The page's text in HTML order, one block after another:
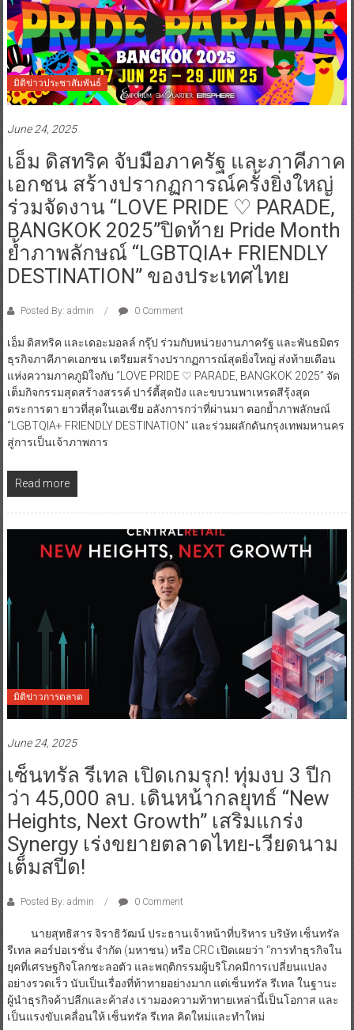
มิติข่าวประชาสัมพันธ์
June 24, 2025
เอ็ม ดิสทริค จับมือภาครัฐ และภาคีภาค
เอกชน สร้างปรากฏการณ์ครั้งยิ่งใหญ่
ร่วมจัดงาน “LOVE PRIDE ♡ PARADE,
BANGKOK 2025”ปิดท้าย Pride Month
ย้ำภาพลักษณ์ “LGBTQIA+ FRIENDLY
DESTINATION” ของประเทศไทย
Posted By: admin 0 Comment
เอ็ม ดิสทริค และเดอะมอลล์ กรุ๊ป ร่วมกับหน่วยงานภาครัฐ และพันธมิตร
ธุรกิจภาคีภาคเอกชน เตรียมสร้างปรากฏการณ์สุดยิ่งใหญ่ ส่งท้ายเดือน
แห่งความภาคภูมิใจกับ “LOVE PRIDE ♡ PARADE, BANGKOK 2025” จัด
เต็มกิจกรรมสุดสร้างสรรค์ ปาร์ตี้สุดปัง และขบวนพาเหรดสีรุ้งสุด
ตระการตา ยาวที่สุดในเอเชีย อลังการกว่าที่ผ่านมา ตอกย้ำภาพลักษณ์
“LGBTQIA+ FRIENDLY DESTINATION” และร่วมผลักดันกรุงเทพมหานคร
สู่การเป็นเจ้าภาพการ
Read more
มิติข่าวการตลาด
June 24, 2025
เซ็นทรัล รีเทล เปิดเกมรุก! ทุ่มงบ 3 ปีก
ว่า 45,000 ลบ. เดินหน้ากลยุทธ์ “New
Heights, Next Growth” เสริมแกร่ง
Synergy เร่งขยายตลาดไทย-เวียดนาม
เต็มสปีด!
Posted By: admin 0 Comment
นายสุทธิสาร จิราธิวัฒน์ ประธานเจ้าหน้าที่บริหาร บริษัท เซ็นทรัล
รีเทล คอร์ปอเรชั่น จำกัด (มหาชน) หรือ CRC เปิดเผยว่า “การทำธุรกิจใน
ยุคที่เศรษฐกิจโลกชะลอตัว และพฤติกรรมผู้บริโภคมีการเปลี่ยนแปลง
อย่างรวดเร็ว นับเป็นเรื่องที่ท้าทายอย่างมาก แต่เซ็นทรัล รีเทล ในฐานะ
ผู้นำธุรกิจค้าปลีกและค้าส่ง เรามองความท้าทายเหล่านี้เป็นโอกาส และ
เป็นแรงขับเคลื่อนให้ เซ็นทรัล รีเทล คิดใหม่และทำใหม่